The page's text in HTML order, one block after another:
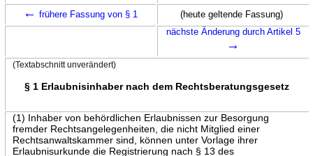
← frühere Fassung von § 1
(heute geltende Fassung)
nächste Änderung durch Artikel 5
→
(Textabschnitt unverändert)
§ 1 Erlaubnisinhaber nach dem Rechtsberatungsgesetz
(1) Inhaber von behördlichen Erlaubnissen zur Besorgung
fremder Rechtsangelegenheiten, die nicht Mitglied einer
Rechtsanwaltskammer sind, können unter Vorlage ihrer
Erlaubnisurkunde die Registrierung nach § 13 des